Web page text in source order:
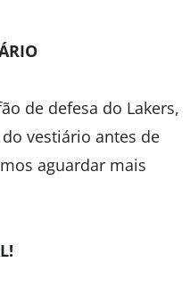
de defesa do Lakers,
vestiário antes de
aguardar mais